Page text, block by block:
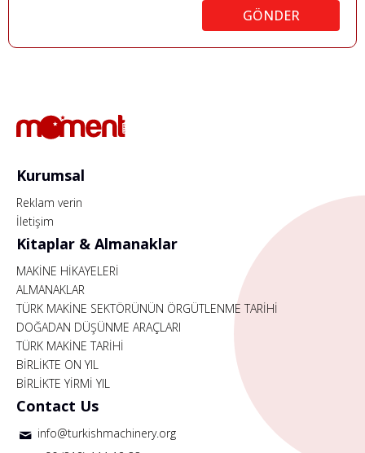
GÖNDER
Kurumsal
Reklam verin
İletişim
Kitaplar & Almanaklar
MAKİNE HİKAYELERİ
ALMANAKLAR
TÜRK MAKİNE SEKTÖRÜNÜN ÖRGÜTLENME TARİHİ
DOĞADAN DÜŞÜNME ARAÇLARI
TÜRK MAKİNE TARİHİ
BİRLİKTE ON YIL
BİRLİKTE YİRMİ YIL
Contact Us
info@turkishmachinery.org